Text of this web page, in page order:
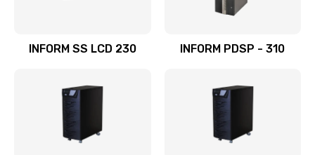
INFORM SS LCD 230 INFORM PDSP - 310